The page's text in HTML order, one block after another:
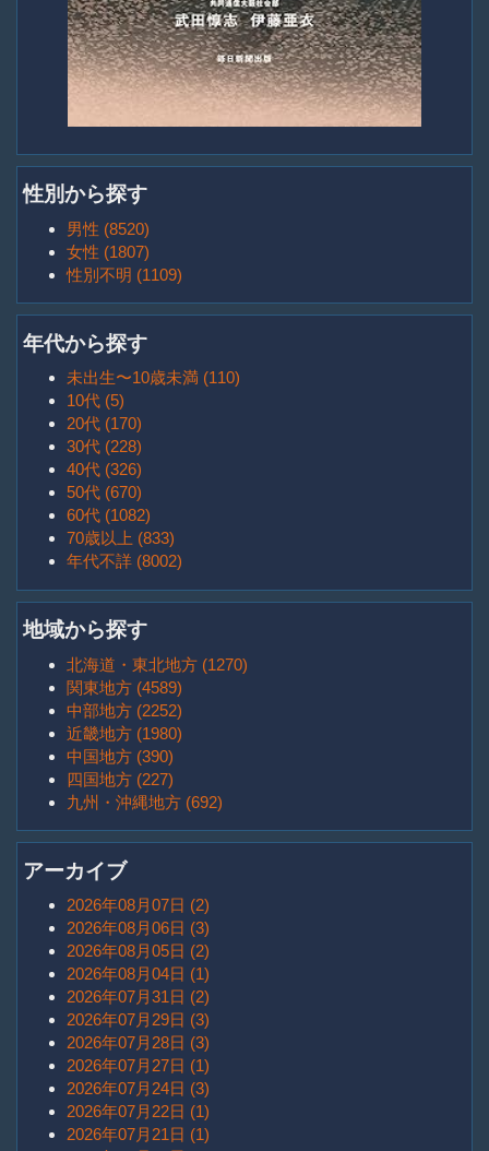
性別から探す
男性 (8520)
女性 (1807)
性別不明 (1109)
年代から探す
未出生〜10歳未満 (110)
10代 (5)
20代 (170)
30代 (228)
40代 (326)
50代 (670)
60代 (1082)
70歳以上 (833)
年代不詳 (8002)
地域から探す
北海道・東北地方 (1270)
関東地方 (4589)
中部地方 (2252)
近畿地方 (1980)
中国地方 (390)
四国地方 (227)
九州・沖縄地方 (692)
アーカイブ
2026年08月07日 (2)
2026年08月06日 (3)
2026年08月05日 (2)
2026年08月04日 (1)
2026年07月31日 (2)
2026年07月29日 (3)
2026年07月28日 (3)
2026年07月27日 (1)
2026年07月24日 (3)
2026年07月22日 (1)
2026年07月21日 (1)